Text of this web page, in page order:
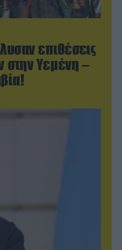
επιθέσεις
στην Υεμένη –